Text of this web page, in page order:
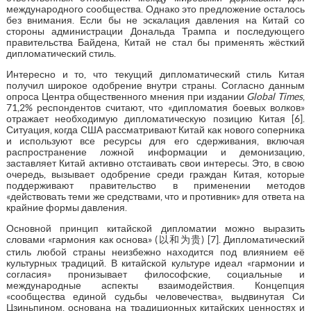
международного сообщества. Однако это предложение осталось
без внимания. Если бы не эскалация давления на Китай со
стороны администрации Дональда Трампа и последующего
правительства Байдена, Китай не стал бы применять жёсткий
дипломатический стиль.
Интересно и то, что текущий дипломатический стиль Китая
получил широкое одобрение внутри страны. Согласно данным
опроса Центра общественного мнения при издании Global Times,
71,2% респондентов считают, что «дипломатия боевых волков»
отражает необходимую дипломатическую позицию Китая [6].
Ситуация, когда США рассматривают Китай как нового соперника
и используют все ресурсы для его сдерживания, включая
распространение ложной информации и демонизацию,
заставляет Китай активно отстаивать свои интересы. Это, в свою
очередь, вызывает одобрение среди граждан Китая, которые
поддерживают правительство в применении методов
«действовать теми же средствами, что и противник» для ответа на
крайние формы давления.
Основной принцип китайской дипломатии можно выразить
словами «гармония как основа» (以和为贵) [7]. Дипломатический
стиль любой страны неизбежно находится под влиянием её
культурных традиций. В китайской культуре идеал «гармонии и
согласия» пронизывает философские, социальные и
международные аспекты взаимодействия. Концепция
«сообщества единой судьбы человечества», выдвинутая Си
Цзиньпином, основана на традиционных китайских ценностях и